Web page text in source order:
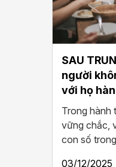
Người
"Định
Người giàu
còn chi tiêu
người giàu
tiền, mà